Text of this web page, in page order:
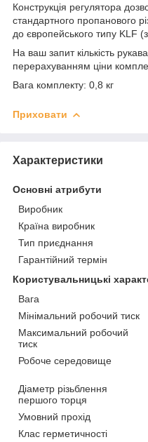
Конструкція регулятора
стандартного пропанового
до європейського типу KLF
На ваш запит кількість
перерахуванням ціни
Вага комплекту: 0,8 кг
Приховати
Характеристики
Основні атрибути
Виробник
Країна виробник
Тип приєднання
Гарантійний термін
Користувальницькі
Вага
Мінімальний робочий тиск
Максимальний робочий
тиск
Робоче середовище
Діаметр різьблення
першого торця
Умовний прохід
Клас герметичності